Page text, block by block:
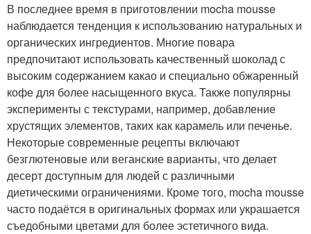
В последнее время в приготовлении mocha mousse
наблюдается тенденция к использованию натуральных и
органических ингредиентов. Многие повара
предпочитают использовать качественный шоколад с
высоким содержанием какао и специально обжаренный
кофе для более насыщенного вкуса. Также популярны
эксперименты с текстурами, например, добавление
хрустящих элементов, таких как карамель или печенье.
Некоторые современные рецепты включают
безглютеновые или веганские варианты, что делает
десерт доступным для людей с различными
диетическими ограничениями. Кроме того, mocha mousse
часто подаётся в оригинальных формах или украшается
съедобными цветами для более эстетичного вида.